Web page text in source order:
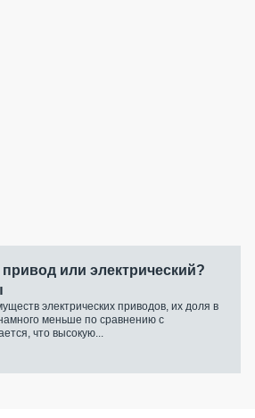
или электрический?
электрических приводов, их доля в
меньше по сравнению с
что высокую...